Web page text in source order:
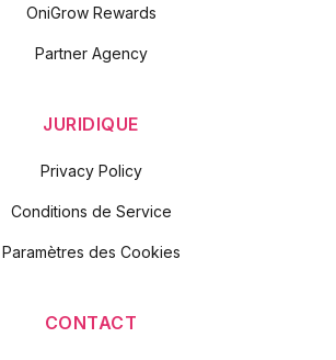
OniGrow Rewards
Partner Agency
JURIDIQUE
Privacy Policy
Conditions de Service
Paramètres des Cookies
CONTACT